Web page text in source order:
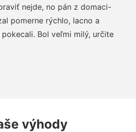
nejde, no pán z domaci-
pomerne rýchlo, lacno a
Bol veľmi milý, určite
výhody